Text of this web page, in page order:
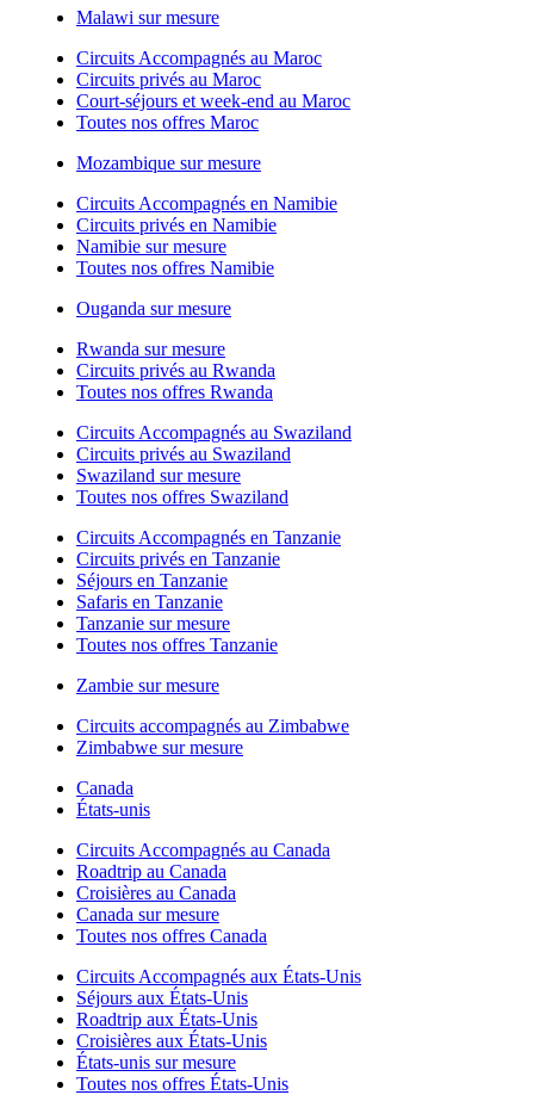
Malawi sur mesure
Circuits Accompagnés au Maroc
Circuits privés au Maroc
Court-séjours et week-end au Maroc
Toutes nos offres Maroc
Mozambique sur mesure
Circuits Accompagnés en Namibie
Circuits privés en Namibie
Namibie sur mesure
Toutes nos offres Namibie
Ouganda sur mesure
Rwanda sur mesure
Circuits privés au Rwanda
Toutes nos offres Rwanda
Circuits Accompagnés au Swaziland
Circuits privés au Swaziland
Swaziland sur mesure
Toutes nos offres Swaziland
Circuits Accompagnés en Tanzanie
Circuits privés en Tanzanie
Séjours en Tanzanie
Safaris en Tanzanie
Tanzanie sur mesure
Toutes nos offres Tanzanie
Zambie sur mesure
Circuits accompagnés au Zimbabwe
Zimbabwe sur mesure
Canada
États-unis
Circuits Accompagnés au Canada
Roadtrip au Canada
Croisières au Canada
Canada sur mesure
Toutes nos offres Canada
Circuits Accompagnés aux États-Unis
Séjours aux États-Unis
Roadtrip aux États-Unis
Croisières aux États-Unis
États-unis sur mesure
Toutes nos offres États-Unis